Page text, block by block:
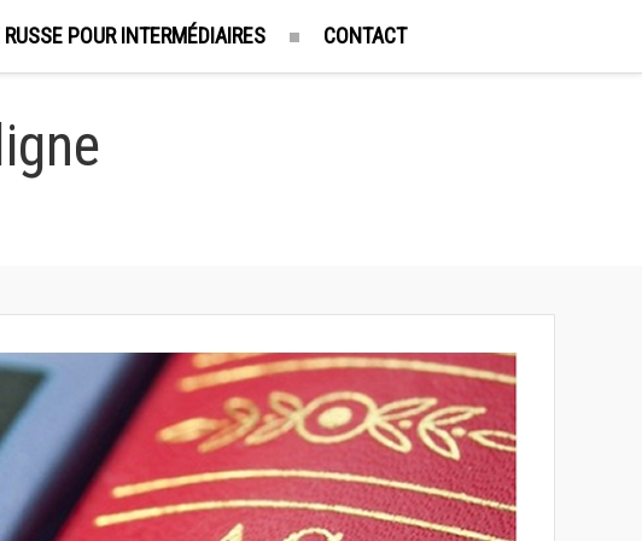
RUSSE POUR INTERMÉDIAIRES CONTACT